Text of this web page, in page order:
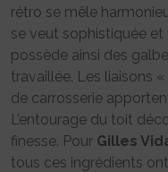
rétro se mêle
se veut sophistiquée
possède ainsi des
travaillée. Les liaisons «
de carrosserie
L’entourage du toit
finesse. Pour Gilles
tous ces ingrédients